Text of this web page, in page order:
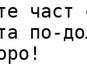
част
по-